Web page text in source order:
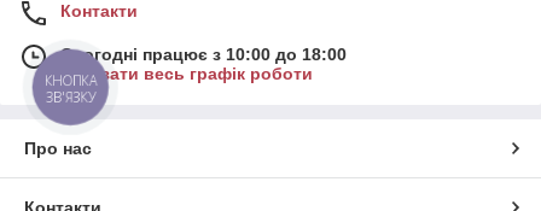
Контакти
Сьогодні працює з 10:00 до 18:00
Показати весь графік роботи
Про нас
КНОПКА
ЗВ'ЯЗКУ